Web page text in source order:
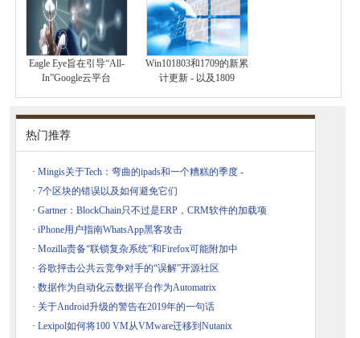
Eagle Eye旨在引导“All-
In”Google云平台
Win101803和1709的新累
计更新 - 以及1809
热门推荐
· Mingis关于Tech：弯曲的ipads和一个糟糕的季度 -
· 7个区块的错误以及如何避免它们
· Gartner：BlockChain只不过是ERP，CRM软件的加载项
· iPhone用户指南WhatsApp黑客攻击
· Mozilla责备“联锁复杂系统”和Firefox可能附加中
· 谷歌抨击公共云竞争对手的“误解”开源社区
· 数据作为自动化云数据平台作为Automatrix
· 关于Android升级的警告在2019年的一句话
· Lexipol如何将100 VM从VMware迁移到Nutanix